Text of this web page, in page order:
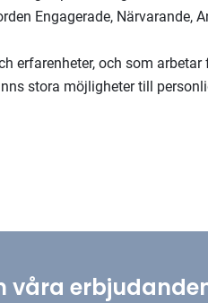
Engagerade, Närvarande,
erfarenheter, och som
stora möjligheter till
våra